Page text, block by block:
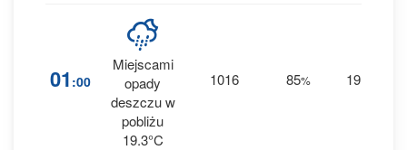
01 :00
Miejscami
opady
deszczu w
pobliżu
19.3°C
1016 85% 19